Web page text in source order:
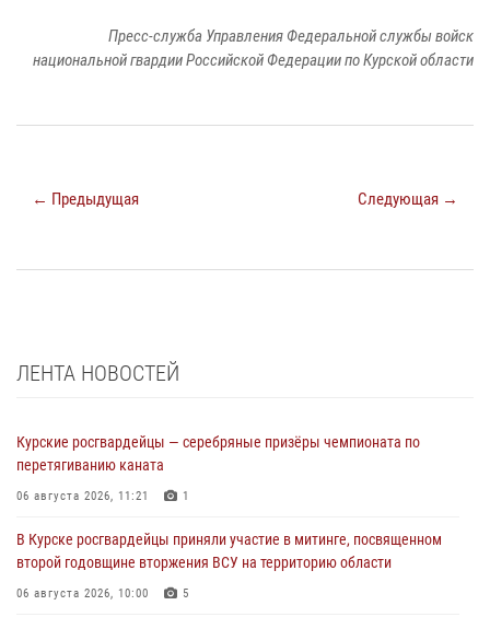
Пресс-служба Управления Федеральной службы войск
национальной гвардии Российской Федерации по Курской области
← Предыдущая Следующая →
ЛЕНТА НОВОСТЕЙ
Курские росгвардейцы — серебряные призёры чемпионата по
перетягиванию каната
06 августа 2026, 11:21 1
В Курске росгвардейцы приняли участие в митинге, посвященном
второй годовщине вторжения ВСУ на территорию области
06 августа 2026, 10:00 5